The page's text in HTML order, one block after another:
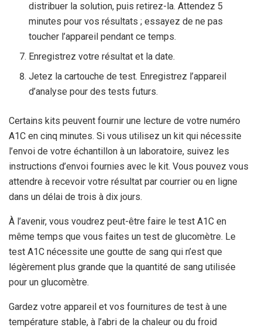
distribuer la solution, puis retirez-la. Attendez 5
minutes pour vos résultats ; essayez de ne pas
toucher l’appareil pendant ce temps.
Enregistrez votre résultat et la date.
Jetez la cartouche de test. Enregistrez l’appareil
d’analyse pour des tests futurs.
Certains kits peuvent fournir une lecture de votre numéro
A1C en cinq minutes. Si vous utilisez un kit qui nécessite
l’envoi de votre échantillon à un laboratoire, suivez les
instructions d’envoi fournies avec le kit. Vous pouvez vous
attendre à recevoir votre résultat par courrier ou en ligne
dans un délai de trois à dix jours.
À l’avenir, vous voudrez peut-être faire le test A1C en
même temps que vous faites un test de glucomètre. Le
test A1C nécessite une goutte de sang qui n’est que
légèrement plus grande que la quantité de sang utilisée
pour un glucomètre.
Gardez votre appareil et vos fournitures de test à une
température stable, à l’abri de la chaleur ou du froid